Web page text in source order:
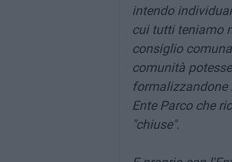
intendo
cui tutti teniamo
consiglio
comunità
formalizzandone
Ente Parco che
"chiuse".